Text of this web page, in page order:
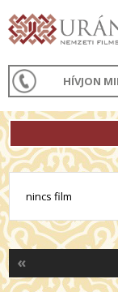
HÍVJON
nincs film
«